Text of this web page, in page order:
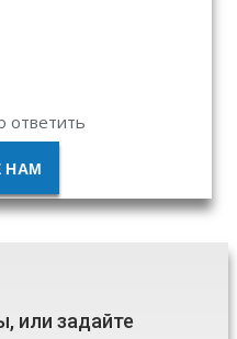
ответить
НАМ
или задайте